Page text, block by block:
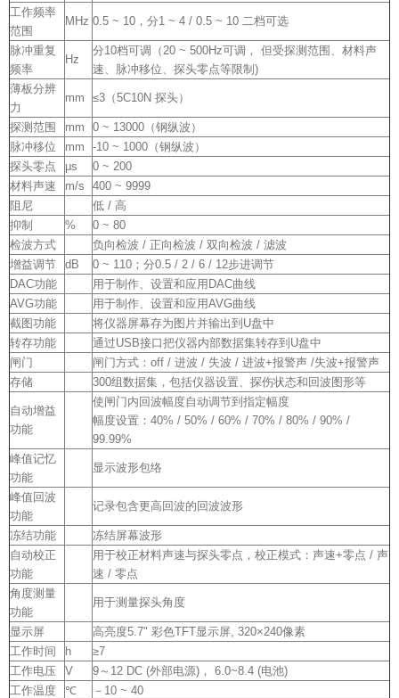
工作频率
范围
MHz 0.5 ~ 10，分1 ~ 4 / 0.5 ~ 10 二档可选
脉冲重复
频率
Hz
分10档可调（20 ~ 500Hz可调， 但受探测范围、材料声
速、脉冲移位、探头零点等限制)
薄板分辨
力
mm ≤3（5C10N 探头）
探测范围 mm
0 ~ 13000（钢纵波）
脉冲移位
mm
-10 ~ 1000（钢纵波）
探头零点
μs
0 ~ 200
材料声速
m/s
400 ~ 9999
阻尼
低 / 高
抑制
%
0 ~ 80
检波方式
负向检波 / 正向检波 / 双向检波 / 滤波
增益调节
dB
0 ~ 110；分0.5 / 2 / 6 / 12步进调节
DAC功能
用于制作、设置和应用DAC曲线
AVG功能
用于制作、设置和应用AVG曲线
截图功能
将仪器屏幕存为图片并输出到U盘中
转存功能
通过USB接口把仪器内部数据集转存到U盘中
闸门
闸门方式：off / 进波 / 失波 / 进波+报警声 /失波+报警声
存储
300组数据集，包括仪器设置、探伤状态和回波图形等
自动增益
功能
使闸门内回波幅度自动调节到指定幅度
幅度设置：40% / 50% / 60% / 70% / 80% / 90% /
99.99%
峰值记忆
功能
显示波形包络
峰值回波
功能
记录包含更高回波的回波波形
冻结功能
冻结屏幕波形
自动校正
功能
用于校正材料声速与探头零点，校正模式：声速+零点 / 声
速 / 零点
角度测量
功能
用于测量探头角度
显示屏
高亮度5.7" 彩色TFT显示屏, 320×240像素
工作时间
h
≥7
工作电压
V
9～12 DC (外部电源)， 6.0~8.4 (电池)
工作温度
℃
－10 ~ 40